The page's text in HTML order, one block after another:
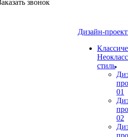
звонок
Дизайн-
стиль
01
02